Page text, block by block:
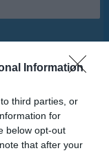
Information
third parties, or
for
below opt-out
that after your